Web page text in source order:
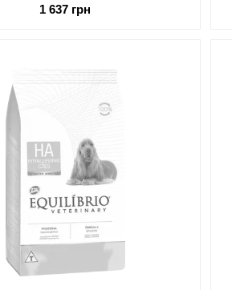
діабету
1 637 грн